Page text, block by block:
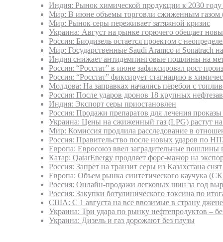
Индия: Рынок химической продукции к 2030 году
Мир: В июне объемы торговли сжиженным газом
Мир: Рынок серы переживает затяжной кризис
Украина: Август на рынке горючего обещает
Россия: Биодизель остается проектом с
Мир: Государственные Saudi Aramco и Sonatrach
Индия снижает антидемпинговые пошлины на
Россия: “Росстат” в июне зафиксировал рост
Россия: “Росстат” фиксирует стагнацию в
Молдова: На заправках начались перебои с
Россия: После ударов дронов 18 крупных
Индия: Экспорт серы приостановлен
Россия: Продажи препаратов для лечения
Украина: Цены на сжиженный газ (LPG) растут
Мир: Комиссия продлила расследование в
Россия: Правительство после новых ударов по
Европа: Евросоюз ввел заградительные
Катар: QatarEnergy продляет форс-мажор на
Россия: Запрет на транзит серы из Казахстана снят
Европа: Объем рынка синтетического каучука
Россия: Онлайн-продажи легковых шин за год
Россия: Закупки ботулинического токсина по
США: С 1 августа на все ввозимые в страну
Украина: Три удара по рынку нефтепродуктов –
Украина: Дизель и газ дорожают без паузы